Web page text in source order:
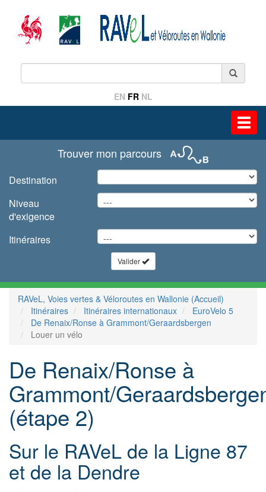
EN FR NL
Trouver mon parcours
Destination
Niveau
d'exigence
Itinéraires
Valider
RAVeL, Voies vertes & Véloroutes en Wallonie (Accueil)
Itinéraires
Itinéraires internationaux
EuroVelo 5
De Renaix/Ronse à Grammont/Geraardsbergen
Louer un vélo
De Renaix/Ronse à
Grammont/
(étape 2)
Sur le RAVeL de la Ligne 87
et de la Dendre